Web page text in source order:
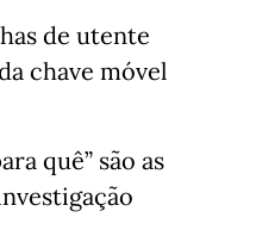
de utente
chave móvel
quê” são as